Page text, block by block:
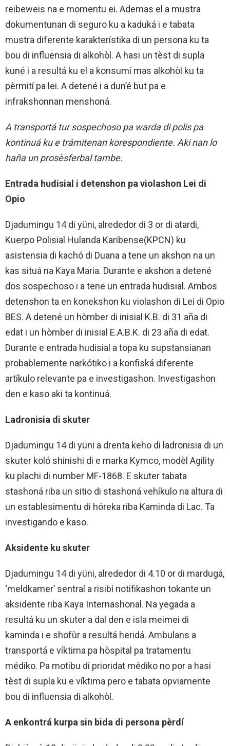
reibeweis na e momentu ei. Ademas el a mustra
dokumentunan di seguro ku a kaduká i e tabata
mustra diferente karakterístika di un persona ku ta
bou di influensia di alkohòl. A hasi un tèst di supla
kuné i a resultá ku el a konsumí mas alkohòl ku ta
pèrmití pa lei. A detené i a dun’é but pa e
infrakshonnan menshoná.
A transportá tur sospechoso pa warda di polis pa
kontinuá ku e trámitenan korespondiente. Aki nan lo
haña un prosèsferbal tambe.
Entrada hudisial i detenshon pa violashon Lei di
Opio
Djadumingu 14 di yüni, alrededor di 3 or di atardi,
Kuerpo Polisial Hulanda Karibense(KPCN) ku
asistensia di kachó di Duana a tene un akshon na un
kas situá na Kaya Maria. Durante e akshon a detené
dos sospechoso i a tene un entrada hudisial. Ambos
detenshon ta en konekshon ku violashon di Lei di Opio
BES. A detené un hòmber di inisial K.B. di 31 aña di
edat i un hòmber di inisial E.A.B.K. di 23 aña di edat.
Durante e entrada hudisial a topa ku supstansianan
probablemente narkótiko i a konfiská diferente
artíkulo relevante pa e investigashon. Investigashon
den e kaso aki ta kontinuá.
Ladronisia di skuter
Djadumingu 14 di yüni a drenta keho di ladronisia di un
skuter koló shinishi di e marka Kymco, modèl Agility
ku plachi di number MF-1868. E skuter tabata
stashoná riba un sitio di stashoná vehíkulo na altura di
un establesimentu di hóreka riba Kaminda di Lac. Ta
investigando e kaso.
Aksidente ku skuter
Djadumingu 14 di yüni, alrededor di 4.10 or di mardugá,
‘meldkamer’ sentral a risibí notifikashon tokante un
aksidente riba Kaya Internashonal. Na yegada a
resultá ku un skuter a dal den e isla meimei di
kaminda i e shofùr a resultá heridá. Ambulans a
transportá e víktima pa hòspital pa tratamentu
médiko. Pa motibu di prioridat médiko no por a hasi
tèst di supla ku e víktima pero e tabata opviamente
bou di influensia di alkohòl.
A enkontrá kurpa sin bida di persona pèrdí